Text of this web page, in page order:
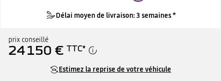
Délai moyen de livraison: 3 semaines *
prix conseillé
24 150 € TTC*
Estimez la reprise de votre véhicule